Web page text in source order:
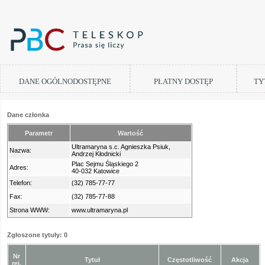
DANE OGÓLNODOSTĘPNE PŁATNY DOSTĘP
Dane członka
Parametr Wartość
Nazwa:
Ultramaryna s.c. Agnieszka Psiuk,
Andrzej Kłodnicki
Adres:
Plac Sejmu Śląskiego 2
40-032 Katowice
Telefon:
(32) 785-77-77
Fax:
(32) 785-77-88
Strona WWW:
www.ultramaryna.pl
Zgłoszone tytuły: 0
Nr
rej.
Tytuł Częstotliwość Akcja